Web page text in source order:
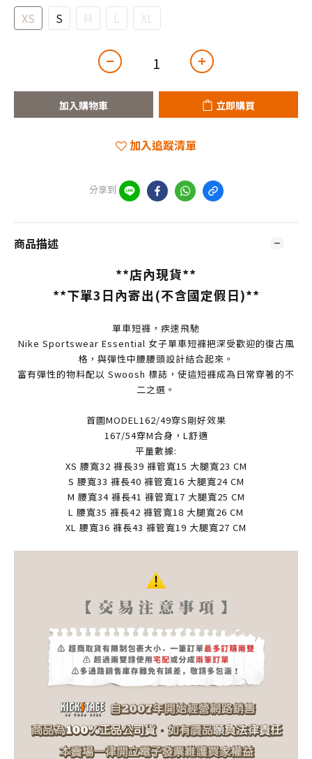
XS S M L XL
加入購物車 立即購買
加入追蹤清單
分享到
商品描述
**店內現貨**
**下單3日內寄出(不含國定假日)**
單車短褲，疾速飛馳
Nike Sportswear Essential 女子單車短褲把深受歡迎的復古風
格，與彈性中腰腰頭設計結合起來。
富有彈性的物料配以 Swoosh 標誌，使這短褲成為日常穿著的不
二之選。
首圖MODEL162/49穿S剛好效果
167/54穿M合身，L舒適
平量數據:
XS 腰寬32 褲長39 褲管寬15 大腿寬23 CM
S 腰寬33 褲長40 褲管寬16 大腿寬24 CM
M 腰寬34 褲長41 褲管寬17 大腿寬25 CM
L 腰寬35 褲長42 褲管寬18 大腿寬26 CM
XL 腰寬36 褲長43 褲管寬19 大腿寬27 CM